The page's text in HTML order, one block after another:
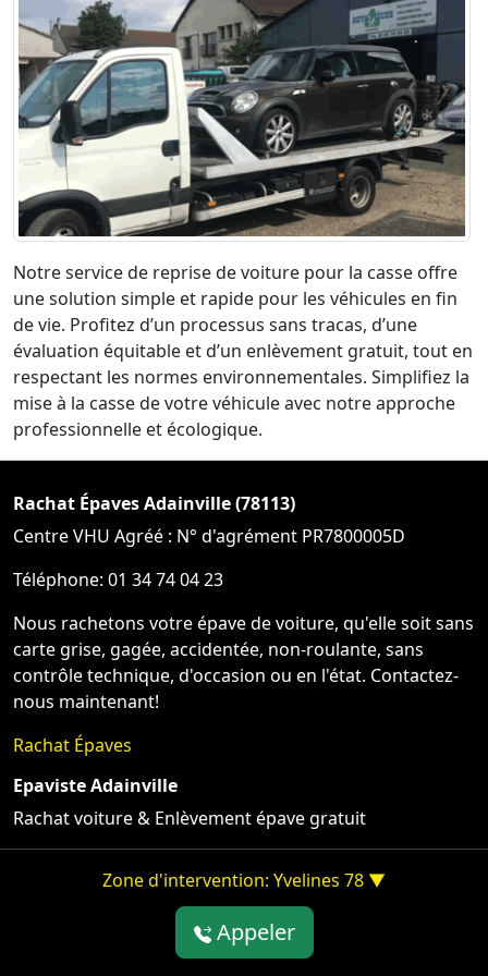
Notre service de reprise de voiture pour la casse offre
une solution simple et rapide pour les véhicules en fin
de vie. Profitez d’un processus sans tracas, d’une
évaluation équitable et d’un enlèvement gratuit, tout en
respectant les normes environnementales. Simplifiez la
mise à la casse de votre véhicule avec notre approche
professionnelle et écologique.
Rachat Épaves Adainville (78113)
Centre VHU Agréé : N° d'agrément PR7800005D
Téléphone: 01 34 74 04 23
Nous rachetons votre épave de voiture, qu'elle soit sans
carte grise, gagée, accidentée, non-roulante, sans
contrôle technique, d'occasion ou en l'état. Contactez-
nous maintenant!
Rachat Épaves
Epaviste Adainville
Rachat voiture & Enlèvement épave gratuit
Zone d'intervention: Yvelines 78 ▼
Appeler